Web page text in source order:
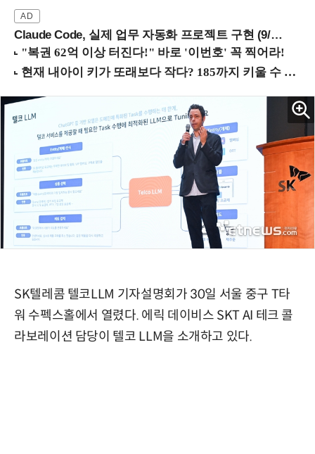
Claude Code, 실제 업무 자동화 프로젝트 구현 (9/16 ~17 강남역)
SK텔레콤 텔코LLM 기자설명회가 30일 서울 중구 T타
워 수펙스홀에서 열렸다. 에릭 데이비스 SKT AI 테크 콜
라보레이션 담당이 텔코 LLM을 소개하고 있다.